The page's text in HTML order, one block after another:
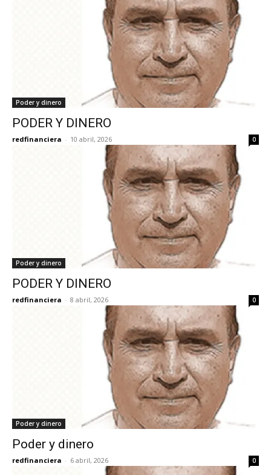
Poder y dinero
PODER Y DINERO
redfinanciera - 10 abril, 2026 0
Poder y dinero
PODER Y DINERO
redfinanciera - 8 abril, 2026 0
Poder y dinero
Poder y dinero
redfinanciera - 6 abril, 2026 0